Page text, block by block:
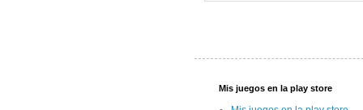
Mis juegos en la play store